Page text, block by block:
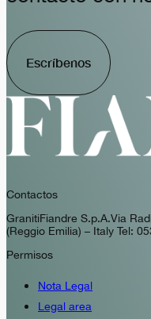
Escríbenos
Contactos
GranitiFiandre S.p.A. Via
(Reggio Emilia) – Italy Tel:
Permisos
Nota Legal
Legal area